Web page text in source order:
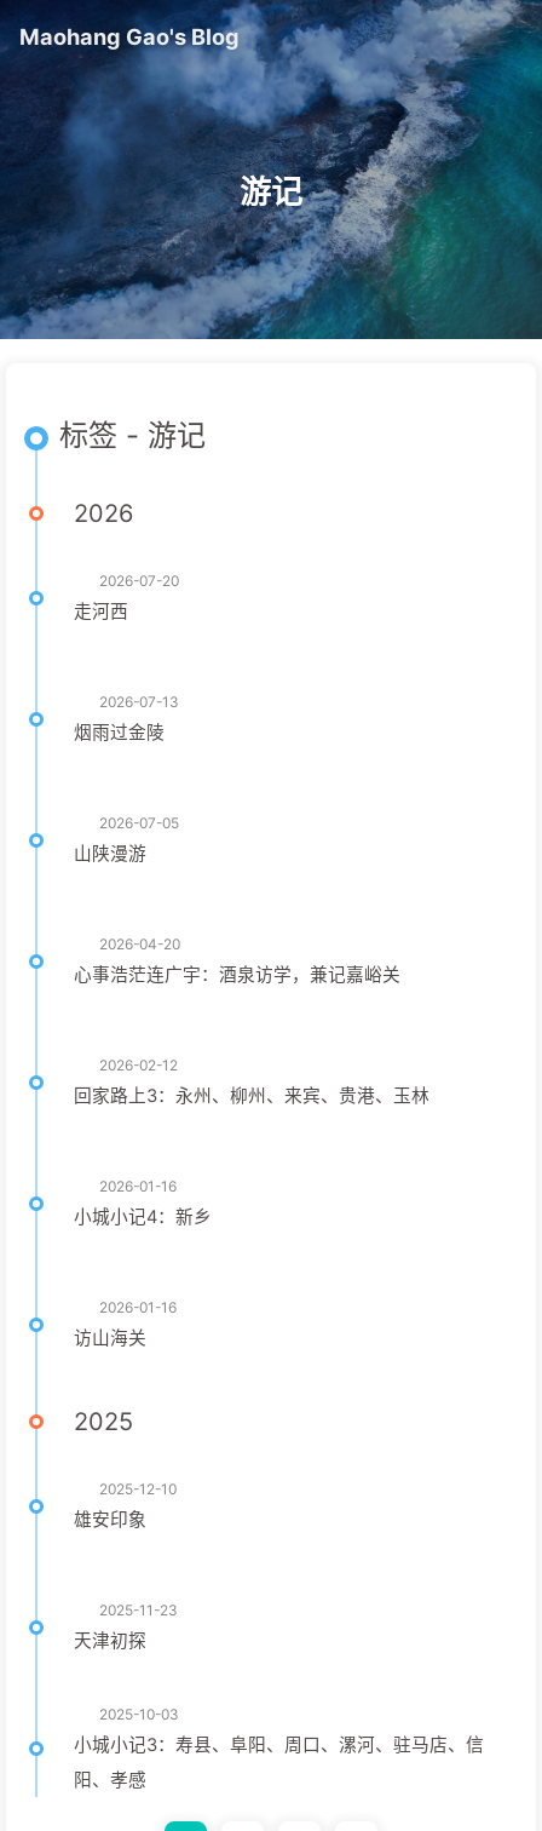
Maohang Gao's Blog
游记
标签 - 游记
2026
2026-07-20
走河西
2026-07-13
烟雨过金陵
2026-07-05
山陕漫游
2026-04-20
心事浩茫连广宇：酒泉访学，兼记嘉峪关
2026-02-12
回家路上3：永州、柳州、来宾、贵港、玉林
2026-01-16
小城小记4：新乡
2026-01-16
访山海关
2025
2025-12-10
雄安印象
2025-11-23
天津初探
2025-10-03
小城小记3：寿县、阜阳、周口、漯河、驻马店、信
阳、孝感